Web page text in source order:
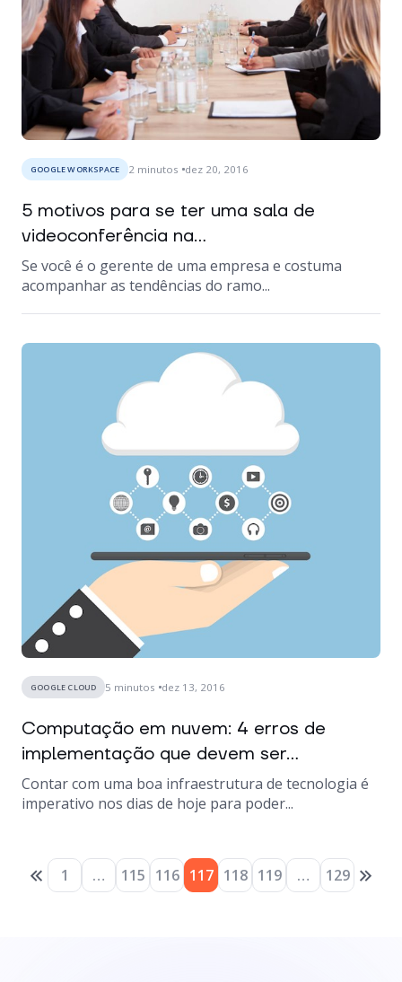
GOOGLE WORKSPACE 2 minutos dez 20, 2016
5 motivos para se ter uma sala de
videoconferência na...
Se você é o gerente de uma empresa e costuma
acompanhar as tendências do ramo...
GOOGLE CLOUD 5 minutos dez 13, 2016
Computação em nuvem: 4 erros de
implementação que devem ser...
Contar com uma boa infraestrutura de tecnologia é
imperativo nos dias de hoje para poder...
1 … 115 116 117 118 119 … 129